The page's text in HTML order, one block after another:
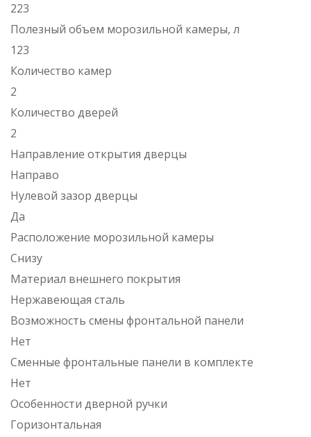
223
Полезный объем морозильной камеры, л
123
Количество камер
2
Количество дверей
2
Направление открытия дверцы
Направо
Нулевой зазор дверцы
Да
Расположение морозильной камеры
Снизу
Материал внешнего покрытия
Нержавеющая сталь
Возможность смены фронтальной панели
Нет
Сменные фронтальные панели в комплекте
Нет
Особенности дверной ручки
Горизонтальная